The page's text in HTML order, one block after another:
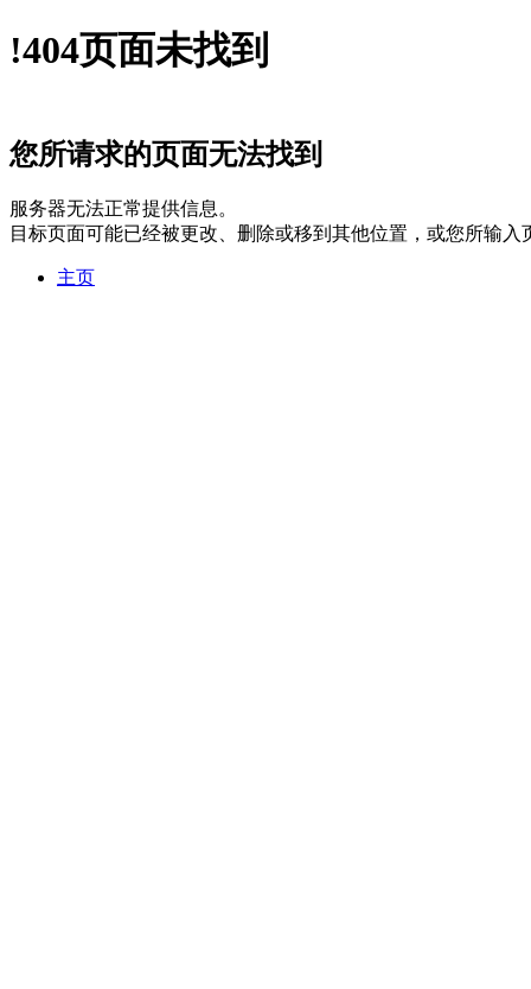
!404页面未找到
您所请求的页面无法找到
服务器无法正常提供信息。
目标页面可能已经被更改、删除或移到其他位置，或您所输入
主页